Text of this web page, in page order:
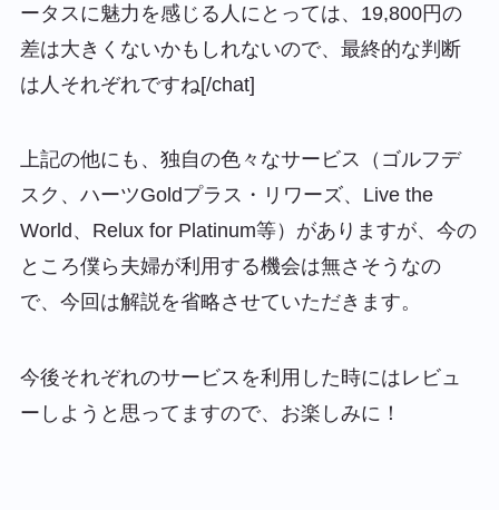
ータスに魅力を感じる人にとっては、19,800円の
差は大きくないかもしれないので、最終的な判断
は人それぞれですね[/chat]
上記の他にも、独自の色々なサービス（ゴルフデ
スク、ハーツGoldプラス・リワーズ、Live the
World、Relux for Platinum等）がありますが、今の
ところ僕ら夫婦が利用する機会は無さそうなの
で、今回は解説を省略させていただきます。
今後それぞれのサービスを利用した時にはレビュ
ーしようと思ってますので、お楽しみに！